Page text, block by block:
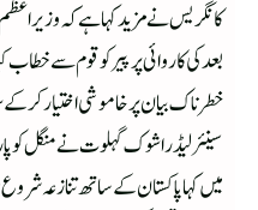
کانگریس نے مزید کہا ہے کہ
بعد کی کاروائی پر پیر کو قوم سے
خطرناک بیان پر خاموشی اختیار کر
سینئر لیڈر اشوک گہلوت نے منگل کو
میں کہا پاکستان کے ساتھ تنازعہ